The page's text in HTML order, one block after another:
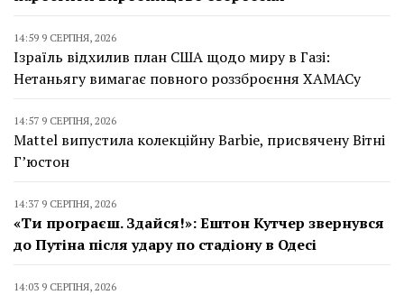
14:59 9 СЕРПНЯ, 2026
Ізраїль відхилив план США щодо миру в Газі:
Нетаньягу вимагає повного роззброєння ХАМАСу
14:57 9 СЕРПНЯ, 2026
Mattel випустила колекційну Barbie, присвячену Вітні
Г’юстон
14:37 9 СЕРПНЯ, 2026
«Ти програєш. Здайся!»: Ештон Кутчер звернувся
до Путіна після удару по стадіону в Одесі
14:03 9 СЕРПНЯ, 2026